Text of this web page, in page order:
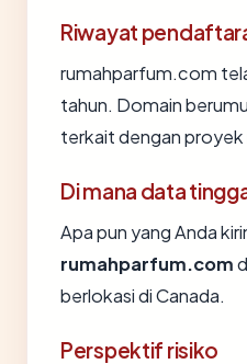
Riwayat
rumahparfum.com
tahun. Domain
terkait dengan proyek
Di mana data
Apa pun yang Anda
rumahparfum.com
berlokasi di Canada.
Perspektif risiko